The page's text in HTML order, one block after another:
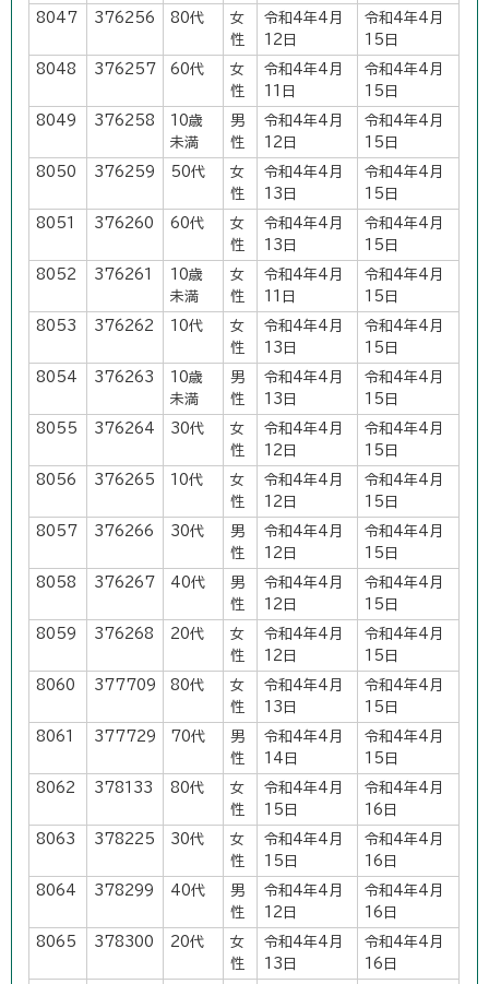
8047 376256 80代
女
性
令和4年4月
12日
令和4年4月
15日
8048 376257 60代
女
性
令和4年4月
11日
令和4年4月
15日
8049 376258
10歳
未満
男
性
令和4年4月
12日
令和4年4月
15日
8050 376259 50代
女
性
令和4年4月
13日
令和4年4月
15日
8051 376260 60代
女
性
令和4年4月
13日
令和4年4月
15日
8052 376261
10歳
未満
女
性
令和4年4月
11日
令和4年4月
15日
8053 376262 10代
女
性
令和4年4月
13日
令和4年4月
15日
8054 376263
10歳
未満
男
性
令和4年4月
13日
令和4年4月
15日
8055 376264 30代
女
性
令和4年4月
12日
令和4年4月
15日
8056 376265 10代
女
性
令和4年4月
12日
令和4年4月
15日
8057 376266 30代
男
性
令和4年4月
12日
令和4年4月
15日
8058 376267 40代
男
性
令和4年4月
12日
令和4年4月
15日
8059 376268 20代
女
性
令和4年4月
12日
令和4年4月
15日
8060 377709 80代
女
性
令和4年4月
13日
令和4年4月
15日
8061 377729 70代
男
性
令和4年4月
14日
令和4年4月
15日
8062 378133 80代
女
性
令和4年4月
15日
令和4年4月
16日
8063 378225 30代
女
性
令和4年4月
15日
令和4年4月
16日
8064 378299 40代
男
性
令和4年4月
12日
令和4年4月
16日
8065 378300 20代
女
性
令和4年4月
13日
令和4年4月
16日